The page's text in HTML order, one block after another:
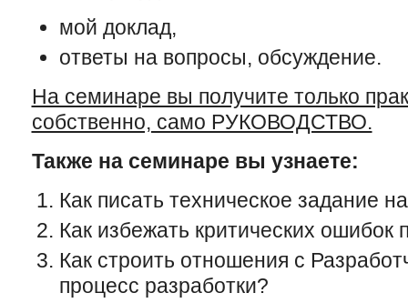
мой доклад,
ответы на вопросы, обсуждение.
На семинаре вы получите только
собственно, само РУКОВОДСТВО.
Также на семинаре вы узнаете:
Как писать техническое задание
Как избежать критических ошибок
Как строить отношения с
процесс разработки?